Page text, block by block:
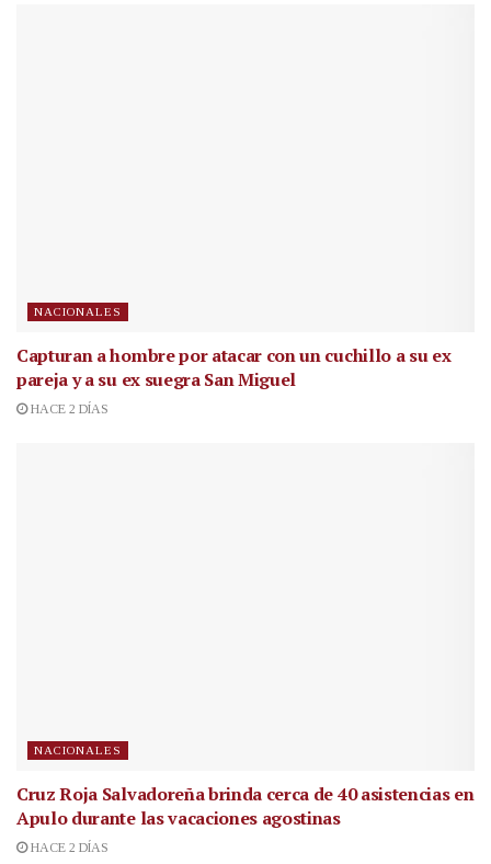
NACIONALES
Capturan a hombre por atacar con un cuchillo a su ex
pareja y a su ex suegra San Miguel
HACE 2 DÍAS
NACIONALES
Cruz Roja Salvadoreña brinda cerca de 40 asistencias en
Apulo durante las vacaciones agostinas
HACE 2 DÍAS